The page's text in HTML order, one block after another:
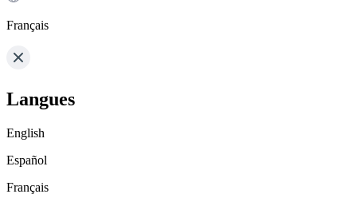
Français
Langues
English
Español
Français